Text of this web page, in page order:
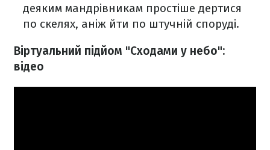
деяким мандрівникам простіше дертися
по скелях, аніж йти по штучній споруді.
Віртуальний підйом "Сходами у небо":
відео